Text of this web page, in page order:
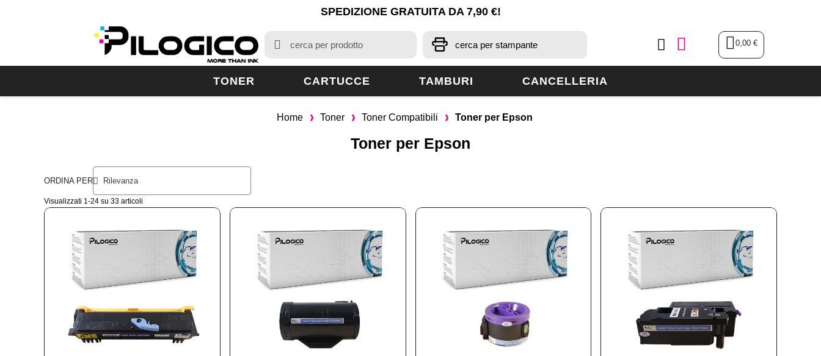
SPEDIZIONE GRATUITA DA 7,90 €!
0,00 €
TONER CARTUCCE TAMBURI CANCELLERIA
Home Toner Toner Compatibili Toner per Epson
Toner per Epson
ORDINA PER
Visualizzati 1-24 su 33 articoli